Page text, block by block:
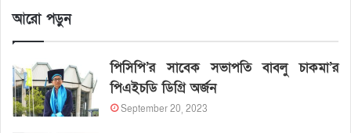
আরো পড়ুন
পিসিপি’র সাবেক সভাপতি বাবলু চাকমা’র
পিএইচডি ডিগ্রি অর্জন
September 20, 2023